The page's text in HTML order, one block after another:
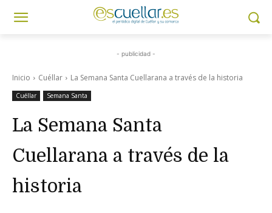
- publicidad -
Inicio Cuéllar La Semana Santa Cuellarana a través de la historia
Cuéllar Semana Santa
La Semana Santa
Cuellarana a través de la
historia